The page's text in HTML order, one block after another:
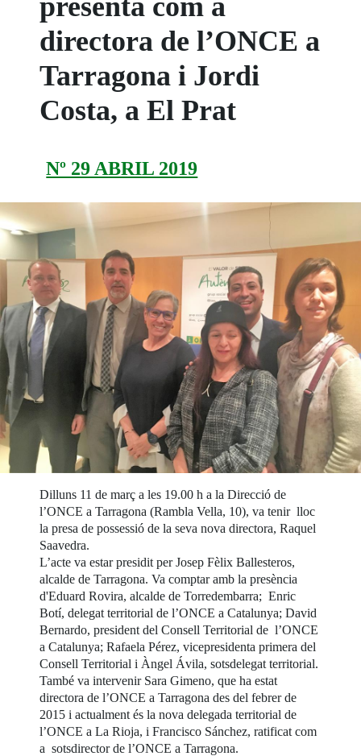
directora de l’ONCE a
Tarragona i Jordi
Costa, a El Prat
Nº 29 ABRIL 2019
Dilluns 11 de març a les 19.00 h a la Direcció de
l’ONCE a Tarragona (Rambla Vella, 10), va tenir lloc
la presa de possessió de la seva nova directora, Raquel
Saavedra.
L’acte va estar presidit per Josep Fèlix Ballesteros,
alcalde de Tarragona. Va comptar amb la presència
d'Eduard Rovira, alcalde de Torredembarra; Enric
Botí, delegat territorial de l’ONCE a Catalunya; David
Bernardo, president del Consell Territorial de l’ONCE
a Catalunya; Rafaela Pérez, vicepresidenta primera del
Consell Territorial i Àngel Ávila, sotsdelegat territorial.
També va intervenir Sara Gimeno, que ha estat
directora de l’ONCE a Tarragona des del febrer de
2015 i actualment és la nova delegada territorial de
l’ONCE a La Rioja, i Francisco Sánchez, ratificat com
a sotsdirector de l’ONCE a Tarragona.